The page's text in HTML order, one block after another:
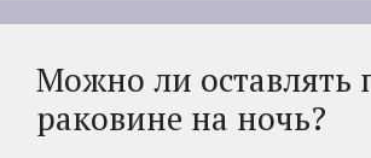
Можно ли оставлять
раковине на ночь?